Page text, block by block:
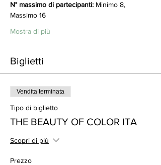
N° massimo di partecipanti: Minimo 8,
Massimo 16
Mostra di più
Biglietti
Vendita terminata
Tipo di biglietto
THE BEAUTY OF COLOR ITA
Scopri di più
Prezzo